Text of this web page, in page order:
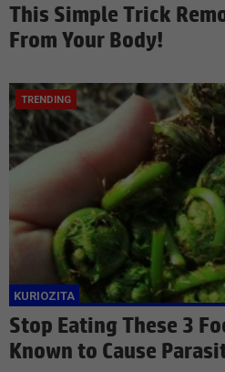
This Simple Trick
From Your Body!
Stop Eating These 3
Known to Cause